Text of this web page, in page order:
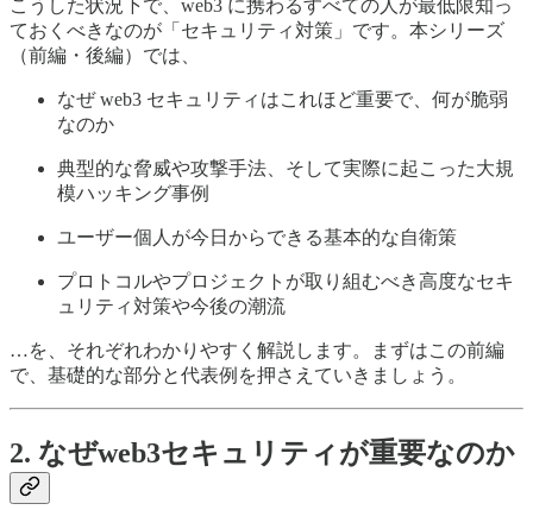
こうした状況下で、web3 に携わるすべての人が最低限知っ
ておくべきなのが「セキュリティ対策」です。本シリーズ
（前編・後編）では、
なぜ web3 セキュリティはこれほど重要で、何が脆弱
なのか
典型的な脅威や攻撃手法、そして実際に起こった大規
模ハッキング事例
ユーザー個人が今日からできる基本的な自衛策
プロトコルやプロジェクトが取り組むべき高度なセキ
ュリティ対策や今後の潮流
…を、それぞれわかりやすく解説します。まずはこの前編
で、基礎的な部分と代表例を押さえていきましょう。
2. なぜweb3セキュリティが重要なのか